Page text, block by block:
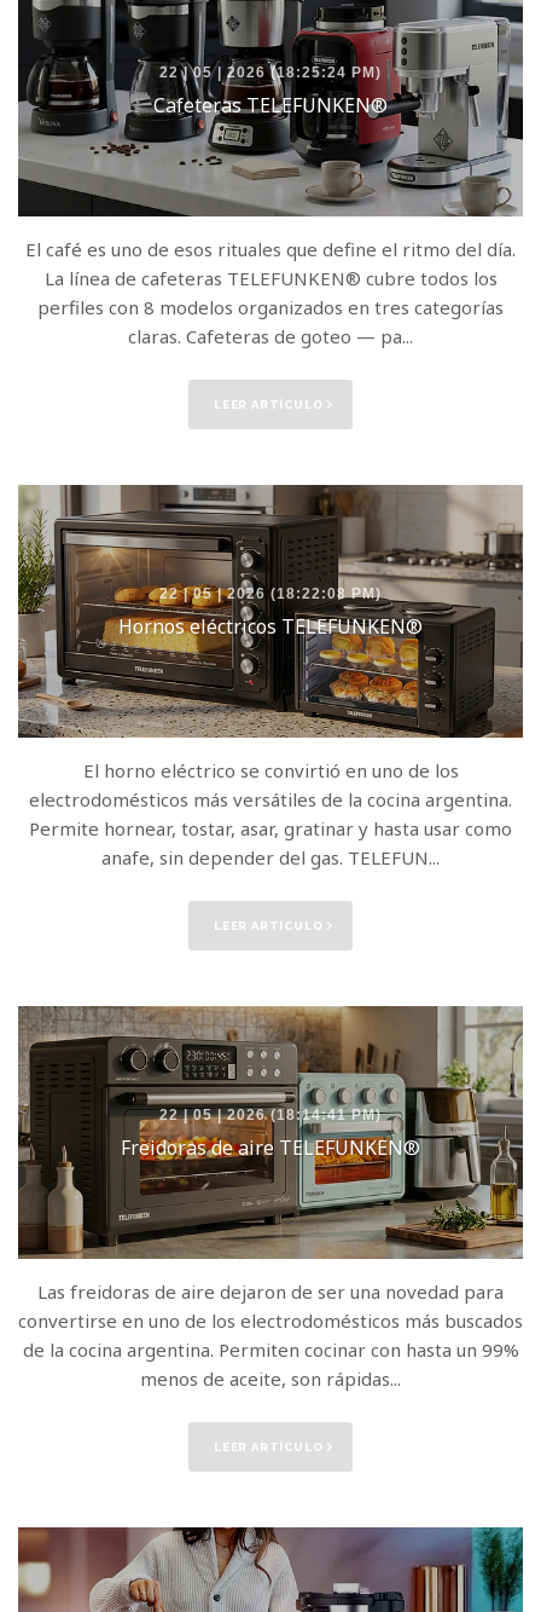
22 | 05 | 2026 (18:25:24 PM)
Cafeteras TELEFUNKEN®
El café es uno de esos rituales que define el ritmo del día.
La línea de cafeteras TELEFUNKEN® cubre todos los
perfiles con 8 modelos organizados en tres categorías
claras. Cafeteras de goteo — pa...
LEER ARTÍCULO
22 | 05 | 2026 (18:22:08 PM)
Hornos eléctricos TELEFUNKEN®
El horno eléctrico se convirtió en uno de los
electrodomésticos más versátiles de la cocina argentina.
Permite hornear, tostar, asar, gratinar y hasta usar como
anafe, sin depender del gas. TELEFUN...
LEER ARTÍCULO
22 | 05 | 2026 (18:14:41 PM)
Freidoras de aire TELEFUNKEN®
Las freidoras de aire dejaron de ser una novedad para
convertirse en uno de los electrodomésticos más buscados
de la cocina argentina. Permiten cocinar con hasta un 99%
menos de aceite, son rápidas...
LEER ARTÍCULO